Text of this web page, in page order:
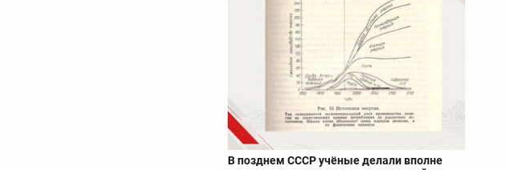
В позднем СССР учёные делали вполне